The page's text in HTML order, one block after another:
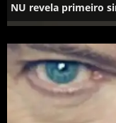
NU revela primeiro